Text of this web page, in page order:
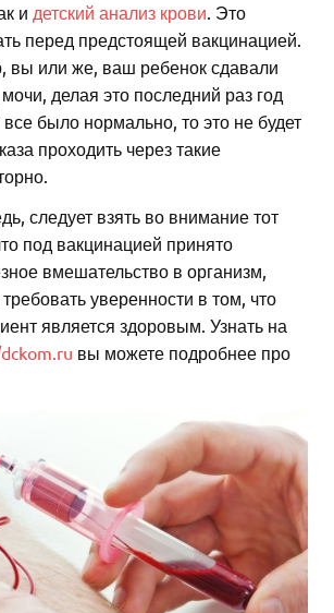
и детский анализ крови. Это
перед предстоящей вакцинацией.
вы или же, ваш ребенок сдавали
делая это последний раз год
было нормально, то это не будет
проходить через такие
следует взять во внимание тот
под вакцинацией принято
вмешательство в организм,
уверенности в том, что
является здоровым. Узнать на
вы можете подробнее про